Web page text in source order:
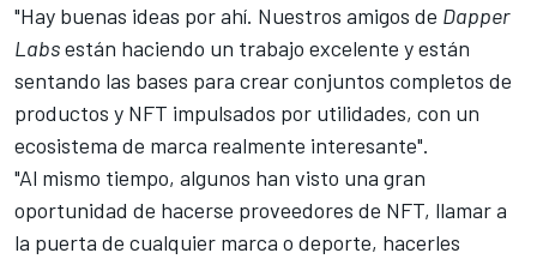
"Hay buenas ideas por ahí. Nuestros amigos de Dapper
Labsestán haciendo un trabajo excelente y están
sentando las bases para crear conjuntos completos de
productos y NFT impulsados ​​por utilidades, con un
ecosistema de marca realmente interesante".
"Al mismo tiempo, algunos han visto una gran
oportunidad de hacerse proveedores de NFT, llamar a
la puerta de cualquier marca o deporte, hacerles